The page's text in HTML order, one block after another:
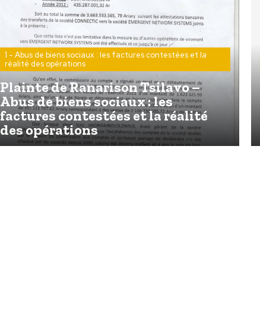
1 - Abus de biens sociaux : les factures contestées et la
réalité des opérations
Plainte de Ranarison Tsilavo –
Abus de biens sociaux : les
factures contestées et la réalité
des opérations